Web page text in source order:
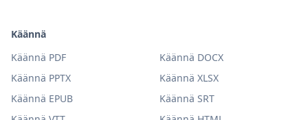
Käännä
Käännä PDF
Käännä DOCX
Käännä PPTX
Käännä XLSX
Käännä EPUB
Käännä SRT